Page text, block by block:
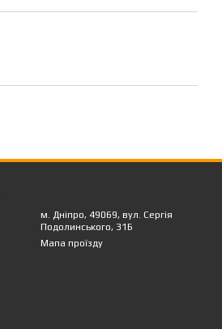
м. Дніпро, 49069, вул. Сергія
Подолинського, 31Б
Мапа проїзду